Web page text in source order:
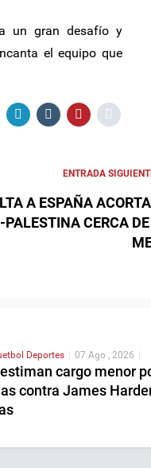
un gran desafío y
el equipo que
ENTRADA
A ESPAÑA
PALESTINA CERCA
Deportes 07 Ago , 2026
cargo menor
contra James